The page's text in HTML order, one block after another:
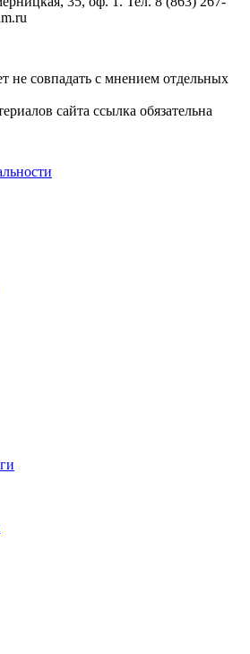
не совпадать с мнением отдельных
сайта ссылка обязательна